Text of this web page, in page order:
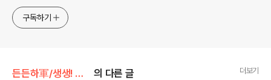
구독하기
든든하軍/생생! 병영탐구 의 다른 글 더보기